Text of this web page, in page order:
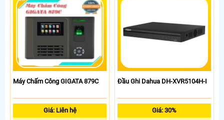
Máy Chấm Công GIGATA 879C
Giá: Liên hệ
Đầu Ghi Dahua DH-XVR5104H-I
Giá: 30%